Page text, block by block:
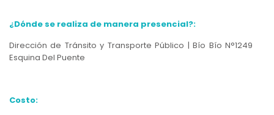
¿Dónde se realiza de manera presencial?:
Dirección de Tránsito y Transporte Público | Bío Bío N°1249
Esquina Del Puente
Costo: